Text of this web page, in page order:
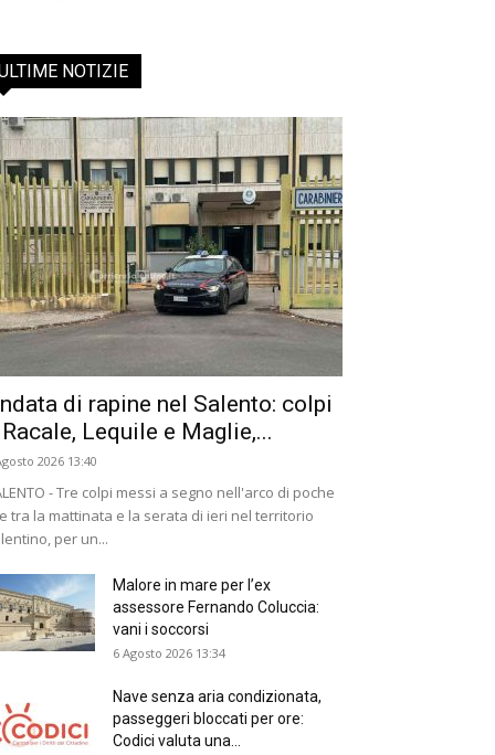
NOTIZIE
di rapine nel Salento: colpi
Lequile e Maglie,...
2026 13:40
- Tre colpi messi a segno nell'arco di poche
tra la mattinata e la serata di ieri nel territorio
per un...
Malore in mare per l’ex
assessore Fernando Coluccia:
vani i soccorsi
6 Agosto 2026 13:34
Nave senza aria condizionata,
passeggeri bloccati per ore:
Codici valuta una...